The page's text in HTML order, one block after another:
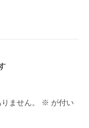
ません。 ※ が付い